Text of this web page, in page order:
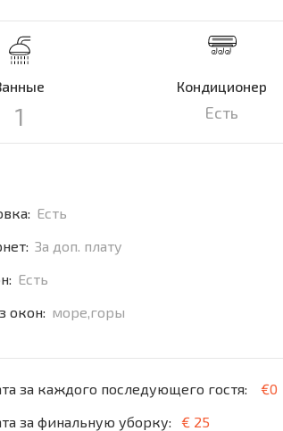
1
Кондиционер
Есть
Есть
За доп. плату
Есть
окон: море,горы
за каждого последующего гостя:
€0
за финальную уборку:
€ 25